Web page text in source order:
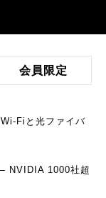
会員限定
Fiと光ファイバ
NVIDIA 1000社超